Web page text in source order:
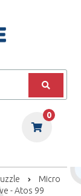
0
Micro
- Atos 99